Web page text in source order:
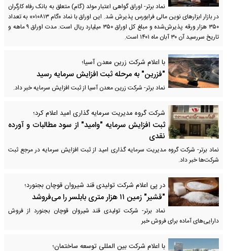
نماد برتر- اوراق گواهی اعتبار مولد (گام) متعلق به بانک رفاه کارگران
در بازار ابزارهای نوین مالی فرابورس پذیرش شد. این اوراق با نماد «گام ۰۱۰۸۱۳» به تعداد
۳۵۰ هزار ورقه پذیرش‌شده و مبلغ کل اوراق ۳۵۰ میلیارد ریال است. مدت اوراق ۹ ماهه و
تاریخ سررسید آن ۳۰ آبان ماه ۱۴۰۱ است.
با اعلام شرکت زرین معدن آسیا؛
"فزرین" به مرحله ثبت افزایش سرمایه رسید
نماد برتر- شرکت زرین معدن آسیا از ثبت افزایش سرمایه خبر داد.
شرکت گروه مدیریت سرمایه گذاری امید اعلام کرد؛
ثبت افزایش سرمایه "وامید" از سود مطالبات و آورده
نقدی
نماد برتر- شرکت گروه مدیریت سرمایه گذاری امید از ثبت افزایش سرمایه در مرجع ثبت
شرکت‌ها خبر داد.
در پی اعلام شرکت تولیدی قند شیروان قوچان بجنورد؛
"قشیر" زمین ۱۱ هزار متری بابلسر را می‌فروشد
نماد برتر- شرکت تولیدی قند شیروان قوچان بجنورد از فروش
دارایی‌های آماده برای فروش خبر
با اعلام شرکت بین المللی توسعه ساختمان؛